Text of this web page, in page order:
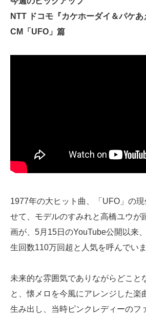
NTT ドコモ『カケホーダイ＆パケ
CM「UFO」篇
1977年の大ヒット曲、「UFO」の
せて、モデルのすみれと高橋ユウが
画が、5月15日のYouTube公開以来
生回数110万回超と人気を呼んでいま
未来的な雰囲気でありながらどこと
と、懐メロを今風にアレンジした楽
生み出し、当時ピンクレディーのフ